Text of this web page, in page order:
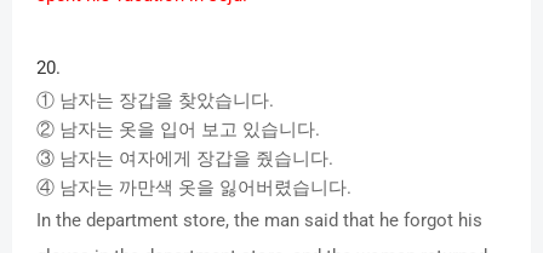
20.
① 남자는 장갑을 찾았습니다.
② 남자는 옷을 입어 보고 있습니다.
③ 남자는 여자에게 장갑을 줬습니다.
④ 남자는 까만색 옷을 잃어버렸습니다.
In the department store, the man said that he forgot his